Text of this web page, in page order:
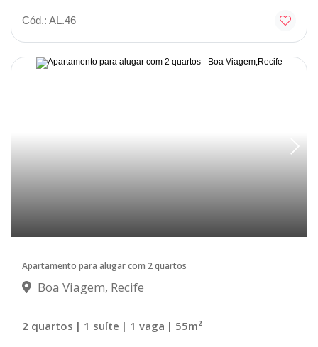
Cód.: AL.46
Apartamento para alugar com 2 quartos
Boa Viagem, Recife
2 quartos | 1 suíte | 1 vaga | 55m²